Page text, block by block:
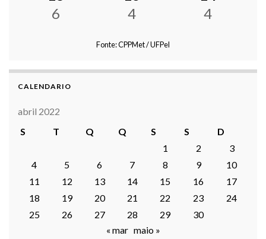
6
4
4
Fonte: CPPMet / UFPel
CALENDARIO
abril 2022
S
T Q Q S S
D
1
2
3
4
5 6 7 8 9
10
11
12 13 14 15 16
17
18
19 20 21 22 23
24
25
26 27 28 29
30
« mar maio »